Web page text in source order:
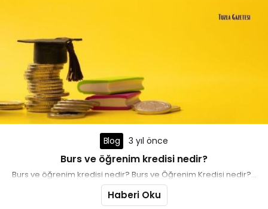
Blog 3 yıl önce
Burs ve öğrenim kredisi nedir?
Burs ve öğrenim kredisi nedir? Burs ve Öğrenim Kredisi nedir?...
Haberi Oku